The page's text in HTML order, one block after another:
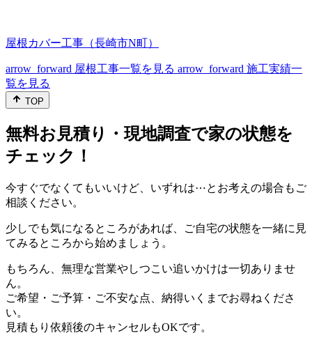
屋根カバー工事（長崎市N町）
arrow_forward 屋根工事一覧を見る arrow_forward 施工実績一
覧を見る
TOP
無料お見積り・現地調査で家の状態を
チェック！
今すぐでなくてもいいけど、いずれは⋯とお考えの場合もご
相談ください。
少しでも気になるところがあれば、ご自宅の状態を一緒に見
てみるところから始めましょう。
もちろん、無理な営業やしつこい追いかけは一切ありませ
ん。
ご希望・ご予算・ご不安な点、納得いくまでお尋ねくださ
い。
見積もり依頼後のキャンセルもOKです。